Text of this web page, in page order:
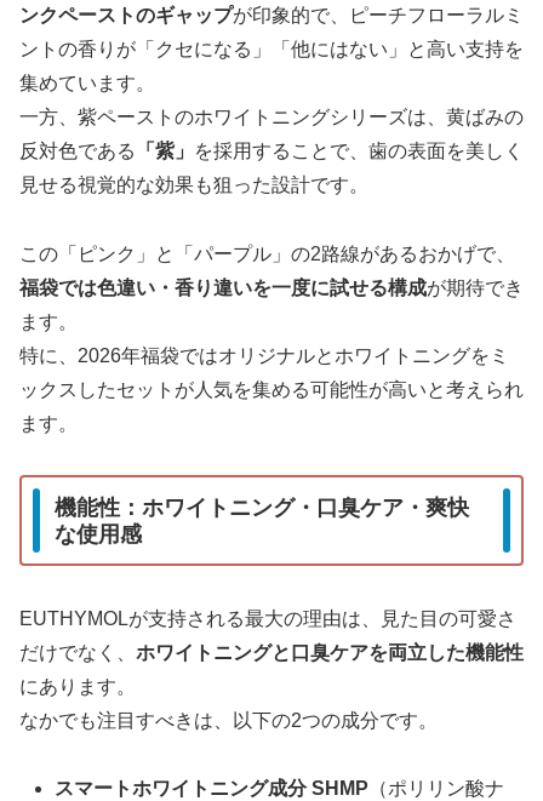
ンクペーストのギャップが印象的で、ピーチフローラルミ
ントの香りが「クセになる」「他にはない」と高い支持を
集めています。
一方、紫ペーストのホワイトニングシリーズは、黄ばみの
反対色である
「紫」
を採用することで、歯の表面を美しく
見せる視覚的な効果も狙った設計です。
この「ピンク」と「パープル」の2路線があるおかげで、
福袋では色違い・香り違いを一度に試せる構成が期待でき
ます。
特に、2026年福袋ではオリジナルとホワイトニングをミ
ックスしたセットが人気を集める可能性が高いと考えられ
ます。
機能性：ホワイトニング・口臭ケア・爽快
な使用感
EUTHYMOLが支持される最大の理由は、見た目の可愛さ
だけでなく、 ホワイトニングと口臭ケアを両立した機能性
にあります。
なかでも注目すべきは、以下の2つの成分です。
スマートホワイトニング成分 SHMP （ポリリン酸ナ